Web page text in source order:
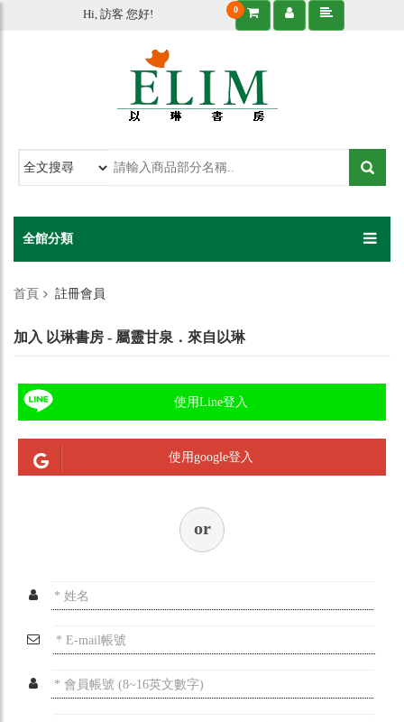
Hi, 訪客 您好! 0
全館分類
首頁 註冊會員
加入 以琳書房 - 屬靈甘泉．來自以琳
使用Line登入
使用google登入
or